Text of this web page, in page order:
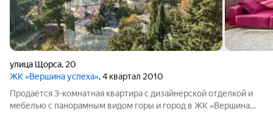
улица Щорса, 20
ЖК «Вершина успеха», 4 квартал 2010
Продаётся 3-комнатная квартира с дизайнерской отделкой и
мебелью с панорамным видом горы и город в ЖК «Вершина